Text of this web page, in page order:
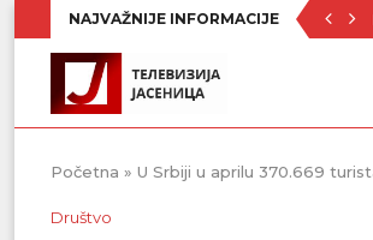
NAJVAŽNIJE INFORMACIJE
Početna » U Srbiji u aprilu 370.669
Društvo